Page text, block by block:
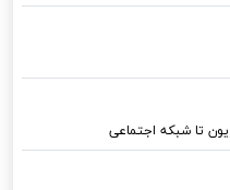
تا شبکه اجتماعی